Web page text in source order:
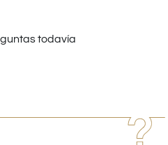
todavía